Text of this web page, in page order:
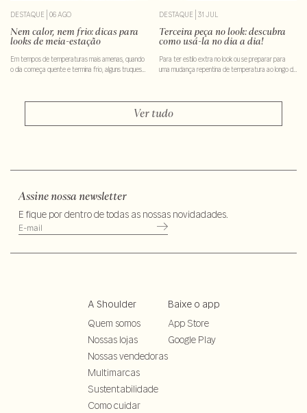
DESTAQUE 06 AGO
Nem calor, nem frio: dicas para
looks de meia-estação
Em tempos de temperaturas mais amenas, quando
o dia começa quente e termina frio, alguns truques
DESTAQUE 31 JUL
Terceira peça no look: descubra
como usá-la no dia a dia!
Para ter estilo extra no look ou se preparar para
uma mudança repentina de temperatura ao longo do
Ver tudo
Assine nossa newsletter
E fique por dentro de todas as nossas novidadades.
A Shoulder
Quem somos
Nossas lojas
Nossas vendedoras
Multimarcas
Sustentabilidade
Como cuidar
Baixe o app
App Store
Google Play